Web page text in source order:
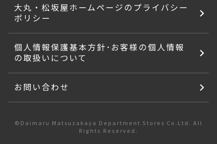
大丸・松坂屋ホームページのプライバシー
ポリシー
個人情報保護基本方針･お客様の個人情報
の取扱いについて
お問い合わせ
©Daimaru Matsuzakaya Department Stores Co.Ltd. All
Rights Reserved.